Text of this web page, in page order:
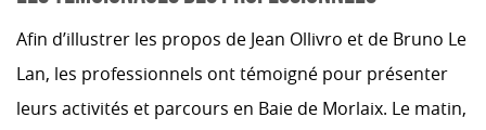
Afin d’illustrer les propos de Jean Ollivro et de Bruno Le
Lan, les professionnels ont témoigné pour présenter
leurs activités et parcours en Baie de Morlaix. Le matin,